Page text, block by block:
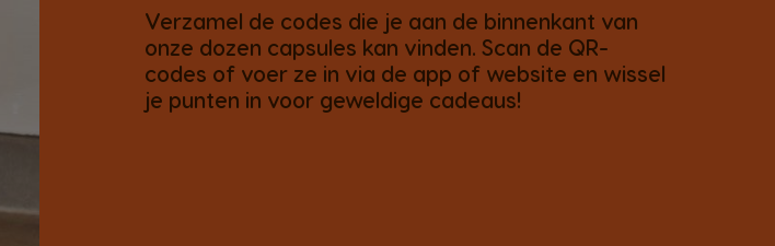
Verzamel de codes die je aan de binnenkant van
onze dozen capsules kan vinden. Scan de QR-
codes of voer ze in via de app of website en wissel
je punten in voor geweldige cadeaus!